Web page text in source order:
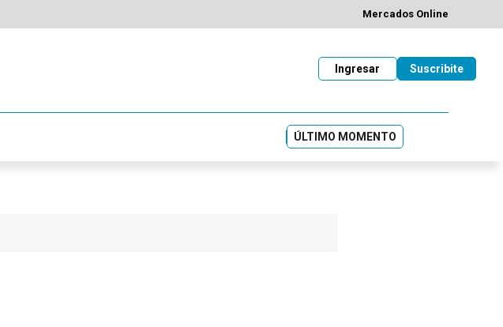
Mercados Online
Suscribite
Ingresar
ÚLTIMO MOMENTO